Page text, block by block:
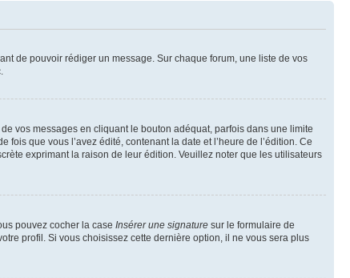
de pouvoir rédiger un message. Sur chaque forum, une liste de vos
vos messages en cliquant le bouton adéquat, parfois dans une limite
que vous l’avez édité, contenant la date et l’heure de l’édition. Ce
exprimant la raison de leur édition. Veuillez noter que les utilisateurs
pouvez cocher la case Insérer une signature sur le formulaire de
profil. Si vous choisissez cette dernière option, il ne vous sera plus